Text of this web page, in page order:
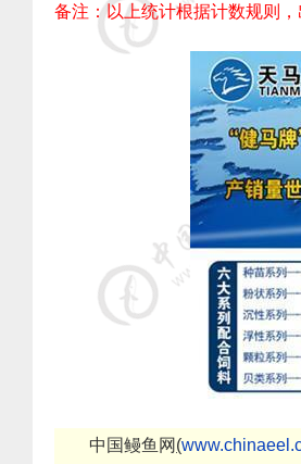
备注：以上统计根据计数规则
中国鳗鱼网 (